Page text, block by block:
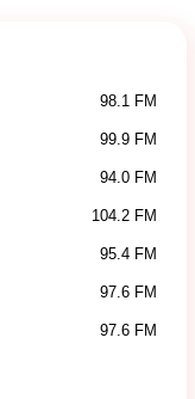
98.1 FM
99.9 FM
94.0 FM
104.2 FM
95.4 FM
97.6 FM
97.6 FM